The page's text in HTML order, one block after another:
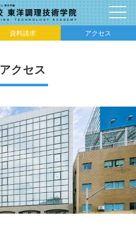
資料請求
アクセス
アクセス